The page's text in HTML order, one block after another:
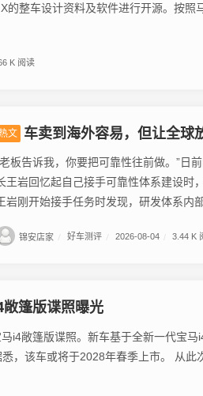
的整车设计资料及软件进行开源。按照
K 阅读
文 车卖到海外容易，但让全球
板告诉我，你要把可靠性往前做。”日
王岩回忆起自己接手可靠性体系建设时
岩刚开始接手任务时发现，研发体系内
锦安店家 好车测评 2026-08-04 3.44 K
篷版谍照曝光
i4敞篷版谍照。新车基于全新一代宝马
将于2028年春季上市。 从此次曝光的谍